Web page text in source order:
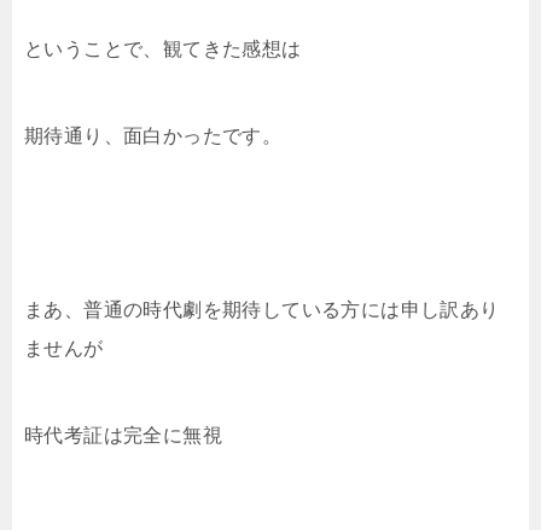
ということで、観てきた感想は
期待通り、面白かったです。
まあ、普通の時代劇を期待している方には申し訳あり
ませんが
時代考証は完全に無視